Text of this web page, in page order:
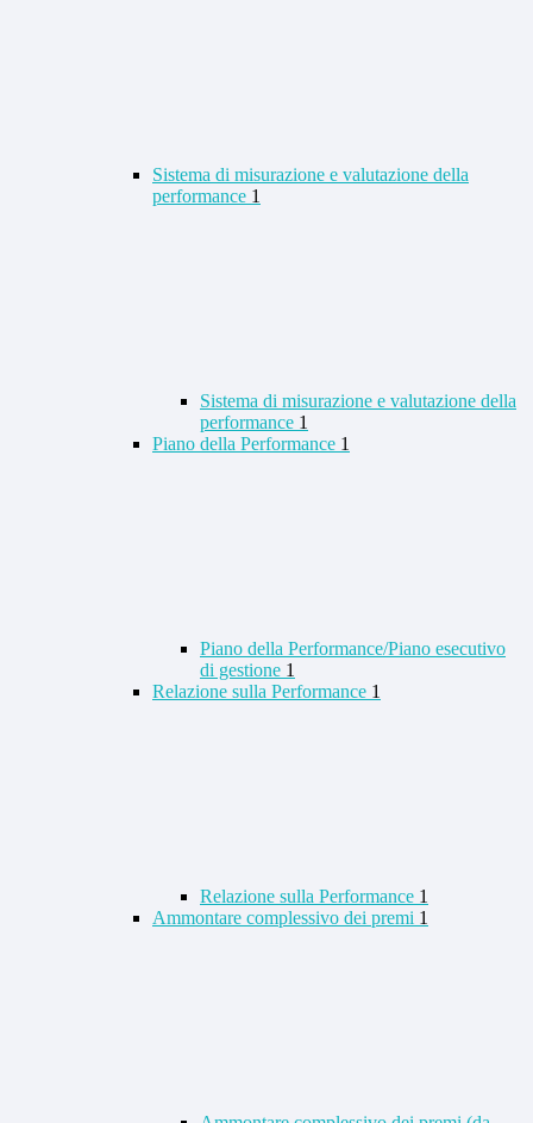
Sistema di misurazione e valutazione della
performance 1
Sistema di misurazione e valutazione della
performance 1
Piano della Performance 1
Piano della Performance/Piano esecutivo
di gestione 1
Relazione sulla Performance 1
Relazione sulla Performance 1
Ammontare complessivo dei premi 1